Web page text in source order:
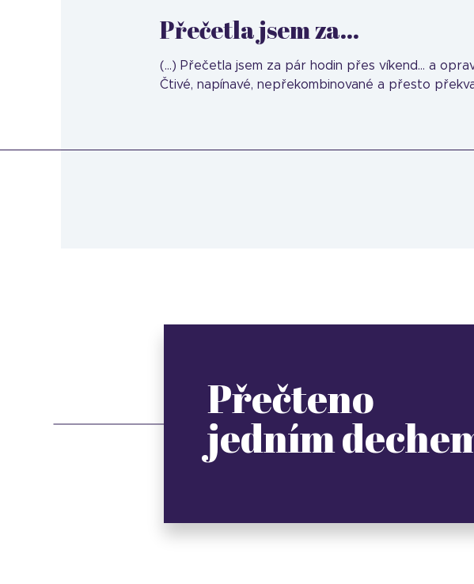
Přečetla jsem za...
(...) Přečetla jsem za pár hodin přes víkend... a
Čtivé, napínavé, nepřekombinované a přesto
Přečteno
jedním